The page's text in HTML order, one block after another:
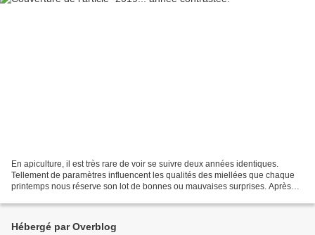
En apiculture, il est très rare de voir se suivre deux années identiques.
Tellement de paramètres influencent les qualités des miellées que chaque
printemps nous réserve son lot de bonnes ou mauvaises surprises. Après
Hébergé par Overblog